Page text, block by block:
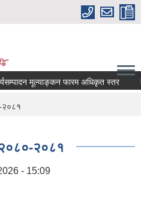
मूल्याङ्कन फारम अधिकृत स्तर
२०८१
२०८०-२०८१
- 15:09